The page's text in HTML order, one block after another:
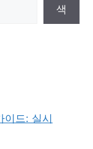
색
이드: 실시